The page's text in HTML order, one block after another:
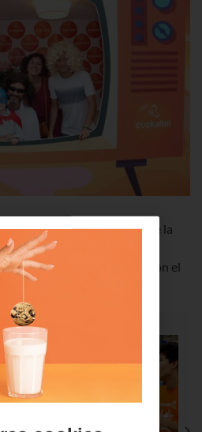
de actividades durante la
photocallsúper divertido,
para los txikis... Pon el
verla galería?